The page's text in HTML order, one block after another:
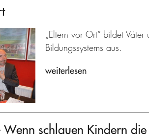
„Eltern vor Ort“ bildet
Bildungssystems aus.
weiterlesen
schlauen Kindern